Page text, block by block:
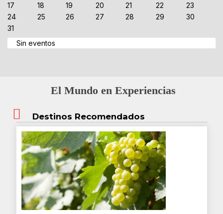
17
18 19 20 21 22
23
24
25 26 27 28 29
30
31
Sin eventos
El Mundo en Experiencias
Destinos Recomendados